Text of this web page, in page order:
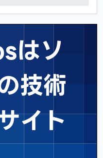
はソ
技術
イト